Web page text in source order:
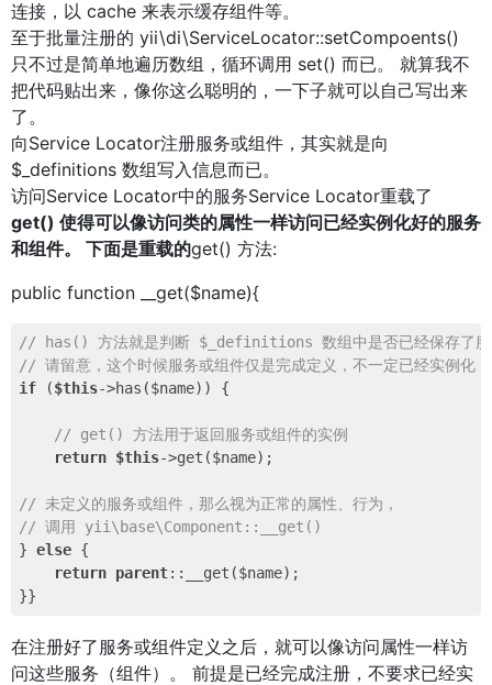
连接，以 cache 来表示缓存组件等。
至于批量注册的 yii\di\ServiceLocator::setCompoents()
只不过是简单地遍历数组，循环调用 set() 而已。 就算我不
把代码贴出来，像你这么聪明的，一下子就可以自己写出来
了。
向Service Locator注册服务或组件，其实就是向
$_definitions 数组写入信息而已。
访问Service Locator中的服务Service Locator重载了
get() 使得可以像访问类的属性一样访问已经实例化好的服务
和组件。 下面是重载的get() 方法:
public function __get($name){
// has() 方法就是判断 $_definitions 数组中是否已经保存了服
// 请留意，这个时候服务或组件仅是完成定义，不一定已经实例化
if ($this->has($name)) {
// get() 方法用于返回服务或组件的实例
return $this->get($name);
// 未定义的服务或组件，那么视为正常的属性、行为，
// 调用 yii\base\Component::__get()
} else {
return parent::__get($name);
在注册好了服务或组件定义之后，就可以像访问属性一样访
问这些服务（组件）。 前提是已经完成注册，不要求已经实